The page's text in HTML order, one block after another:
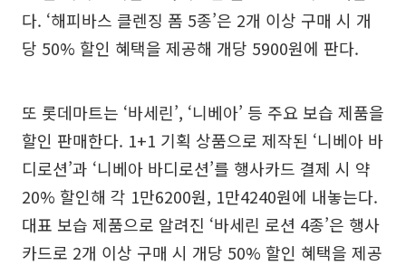
다. ‘해피바스 클렌징 폼 5종’은 2개 이상 구매 시 개
당 50% 할인 혜택을 제공해 개당 5900원에 판다.
또 롯데마트는 ‘바세린’, ‘니베아’ 등 주요 보습 제품을
할인 판매한다. 1+1 기획 상품으로 제작된 ‘니베아 바
디로션’과 ‘니베아 바디로션’를 행사카드 결제 시 약
20% 할인해 각 1만6200원, 1만4240원에 내놓는다.
대표 보습 제품으로 알려진 ‘바세린 로션 4종’은 행사
카드로 2개 이상 구매 시 개당 50% 할인 혜택을 제공